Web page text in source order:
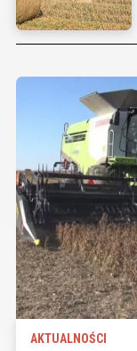
AKTUALNOŚCI